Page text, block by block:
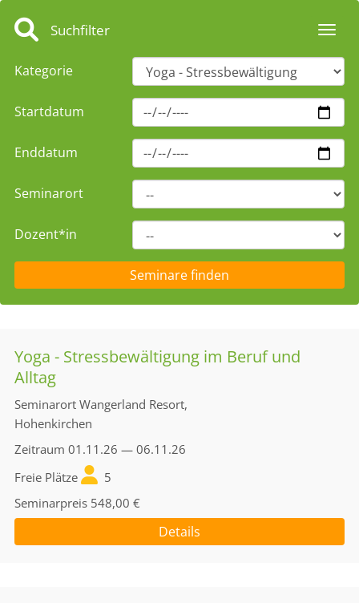
Suchfilter
Kategorie
Startdatum
Enddatum
Seminarort
Dozent*in
Yoga - Stressbewältigung im Beruf und
Alltag
Seminarort Wangerland Resort,
Hohenkirchen
Zeitraum 01.11.26 — 06.11.26
Freie Plätze
5
Seminarpreis 548,00 €
Details